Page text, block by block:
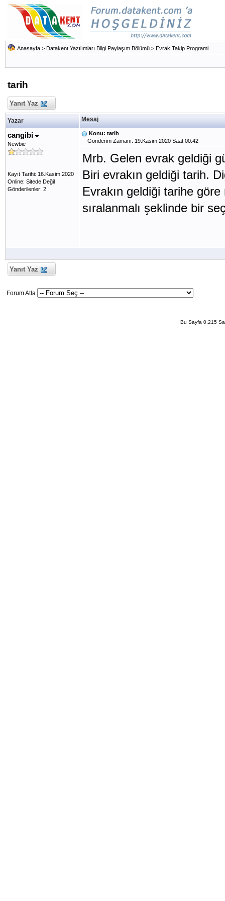
Anasayfa > Datakent Yazılımları Bilgi Paylaşım Bölümü > Evrak Takip Programi
tarih
Yanıt Yaz
Yazar Mesaj
cangibi
Newbie
Kayıt Tarihi: 16.Kasim.2020
Online: Sitede Değil
Gönderilenler: 2
Konu: tarih
Gönderim Zamanı: 19.Kasim.2020 Saat 00:42
Mrb. Gelen evrak geldiği
Biri evrakın geldiği tarih.
Evrakın geldiği tarihe
sıralanmalı şeklinde bir
Yanıt Yaz
Forum Atla
Bu Sayfa 0,215